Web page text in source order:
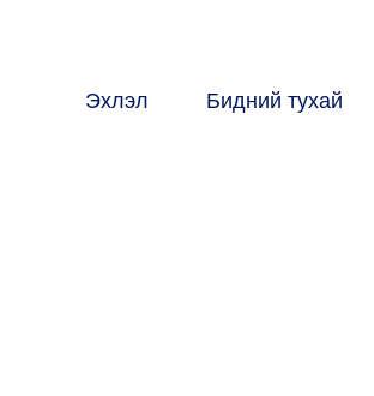
Эхлэл Бидний тухай